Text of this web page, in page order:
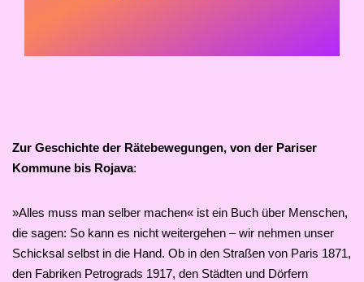
Zur Geschichte der Rätebewegungen, von der Pariser
Kommune bis Rojava:
»Alles muss man selber machen« ist ein Buch über Menschen,
die sagen: So kann es nicht weitergehen – wir nehmen unser
Schicksal selbst in die Hand. Ob in den Straßen von Paris 1871,
den Fabriken Petrograds 1917, den Städten und Dörfern